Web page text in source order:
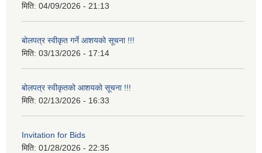
मिति: 04/09/2026 - 21:13
बोलपत्र स्वीकृत गर्ने आशयको सूचना !!!
मिति: 03/13/2026 - 17:14
बोलपत्र स्वीकृतको आशयको सूचना !!!
मिति: 02/13/2026 - 16:33
Invitation for Bids
मिति: 01/28/2026 - 22:35